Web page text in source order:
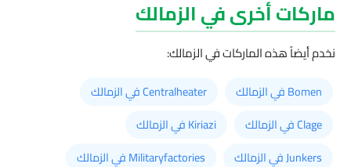
ماركات أخرى في الزمالك
نخدم أيضاً هذه الماركات في الزمالك:
Bomen في الزمالك
Centralheater في الزمالك
Clage في الزمالك
Kiriazi في الزمالك
Junkers في الزمالك
Militaryfactories في الزمالك